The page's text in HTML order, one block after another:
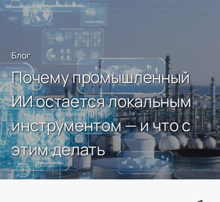
Блог
Почему промышленный
ИИ остается локальным
инструментом — и что с
этим делать